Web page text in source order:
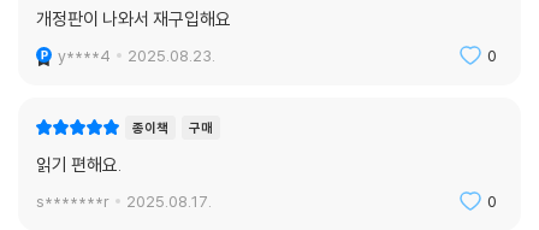
개정판이 나와서 재구입해요
y****4 2025.08.23. 0
종이책 구매
읽기 편해요.
s*******r 2025.08.17. 0